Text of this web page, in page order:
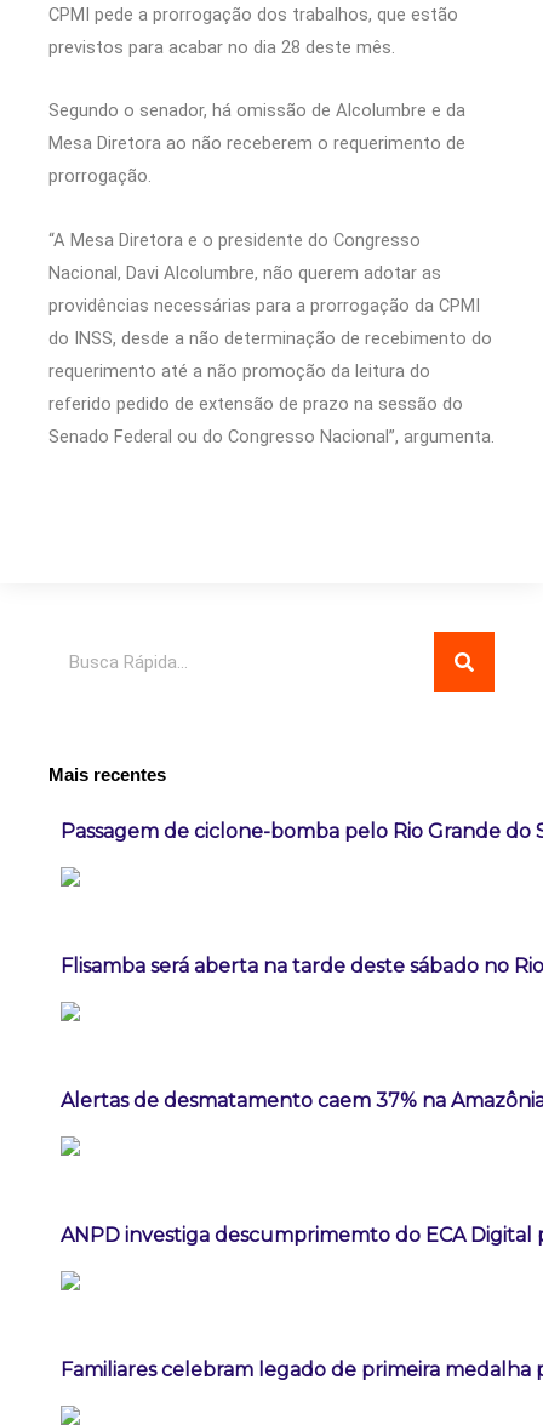
CPMI pede a prorrogação dos trabalhos, que estão
previstos para acabar no dia 28 deste mês.
Segundo o senador, há omissão de Alcolumbre e da
Mesa Diretora ao não receberem o requerimento de
prorrogação.
“A Mesa Diretora e o presidente do Congresso
Nacional, Davi Alcolumbre, não querem adotar as
providências necessárias para a prorrogação da CPMI
do INSS, desde a não determinação de recebimento do
requerimento até a não promoção da leitura do
referido pedido de extensão de prazo na sessão do
Senado Federal ou do Congresso Nacional”, argumenta.
Mais recentes
Passagem de ciclone-bomba pelo Rio Grande
Flisamba será aberta na tarde deste sábado no
Alertas de desmatamento caem 37% na
ANPD investiga descumprimemto do ECA Digital
Familiares celebram legado de primeira medalha